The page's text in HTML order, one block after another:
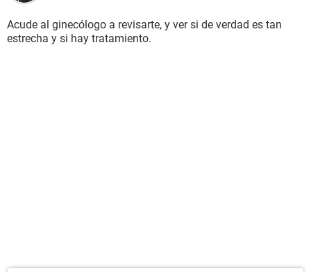
Acude al ginecólogo a revisarte, y ver si de verdad es tan
estrecha y si hay tratamiento.